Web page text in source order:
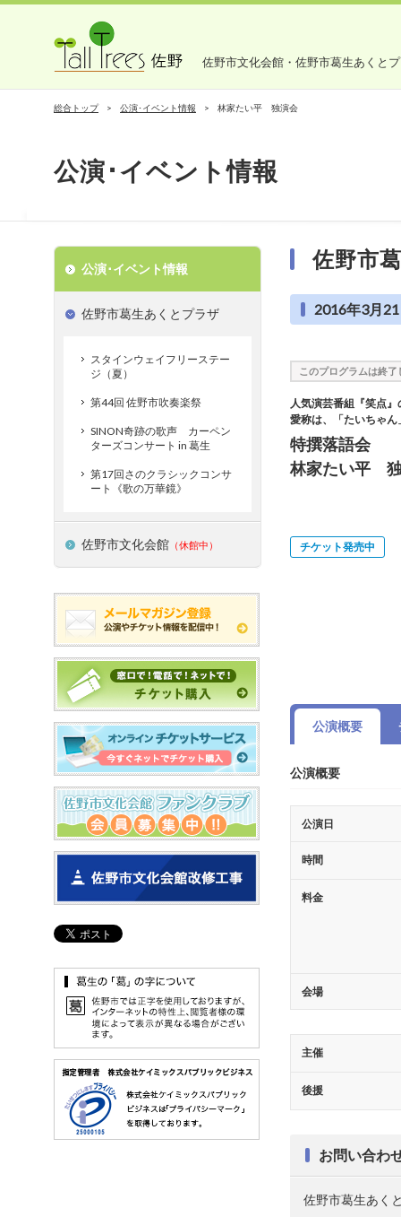
佐野市文化会館・佐野市葛生あくと
総合トップ 公演･イベント情報 林家たい平 独演会
公演･イベント情報
佐野市
2016年3月
このプログラムは終了
人気演芸番組『笑点
愛称は、「たいちゃ
特撰落語会
林家たい平
チケット発売中
公演概要
公演概要
公演日
時間
料金
会場
主催
後援
お問い合わ
佐野市葛生あく
公演･イベント情報
佐野市葛生あくとプラザ
スタインウェイフリーステー
ジ（夏）
第44回 佐野市吹奏楽祭
SINON奇跡の歌声 カーペン
ターズコンサート in 葛生
第17回さのクラシックコンサ
ート《歌の万華鏡》
佐野市文化会館 （休館中）